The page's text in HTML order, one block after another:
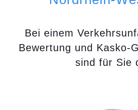
Bei einem
Bewertung und Kasko-
sind für Sie